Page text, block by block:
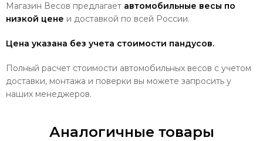
Магазин Весов предлагает автомобильные весы по
низкой цене и доставкой по всей России.
Цена указана без учета стоимости пандусов.
Полный расчет стоимости автомобильных весов с учетом
доставки, монтажа и поверки вы можете запросить у
наших менеджеров.
Аналогичные товары